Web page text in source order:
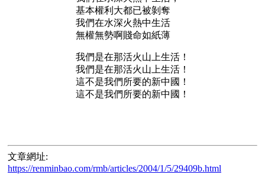
基本權利大都已被剝奪
我們在水深火熱中生活
無權無勢啊賤命如紙薄
我們是在那活火山上生活！
我們是在那活火山上生活！
這不是我們所要的新中國！
這不是我們所要的新中國！
文章網址:
https://renminbao.com/rmb/articles/2004/1/5/29409b.html